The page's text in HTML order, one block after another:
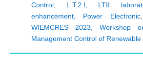
Control, L.T.2.I LTII
enhancement, Power Electronic
WIEMCRES 2023
Workshop
Management Control of